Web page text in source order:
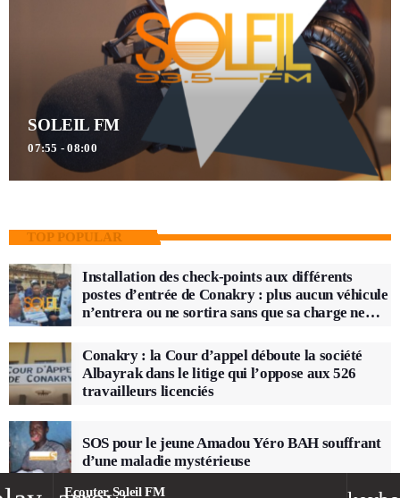
Ecouter Soleil FM
SOLEIL FM
07:55 - 08:00
TOP POPULAR
Installation des check-points aux différents
postes d’entrée de Conakry : plus aucun véhicule
n’entrera ou ne sortira sans que sa charge ne
Conakry : la Cour d’appel déboute la société
Albayrak dans le litige qui l’oppose aux 526
travailleurs licenciés
SOS pour le jeune Amadou Yéro BAH souffrant
d’une maladie mystérieuse